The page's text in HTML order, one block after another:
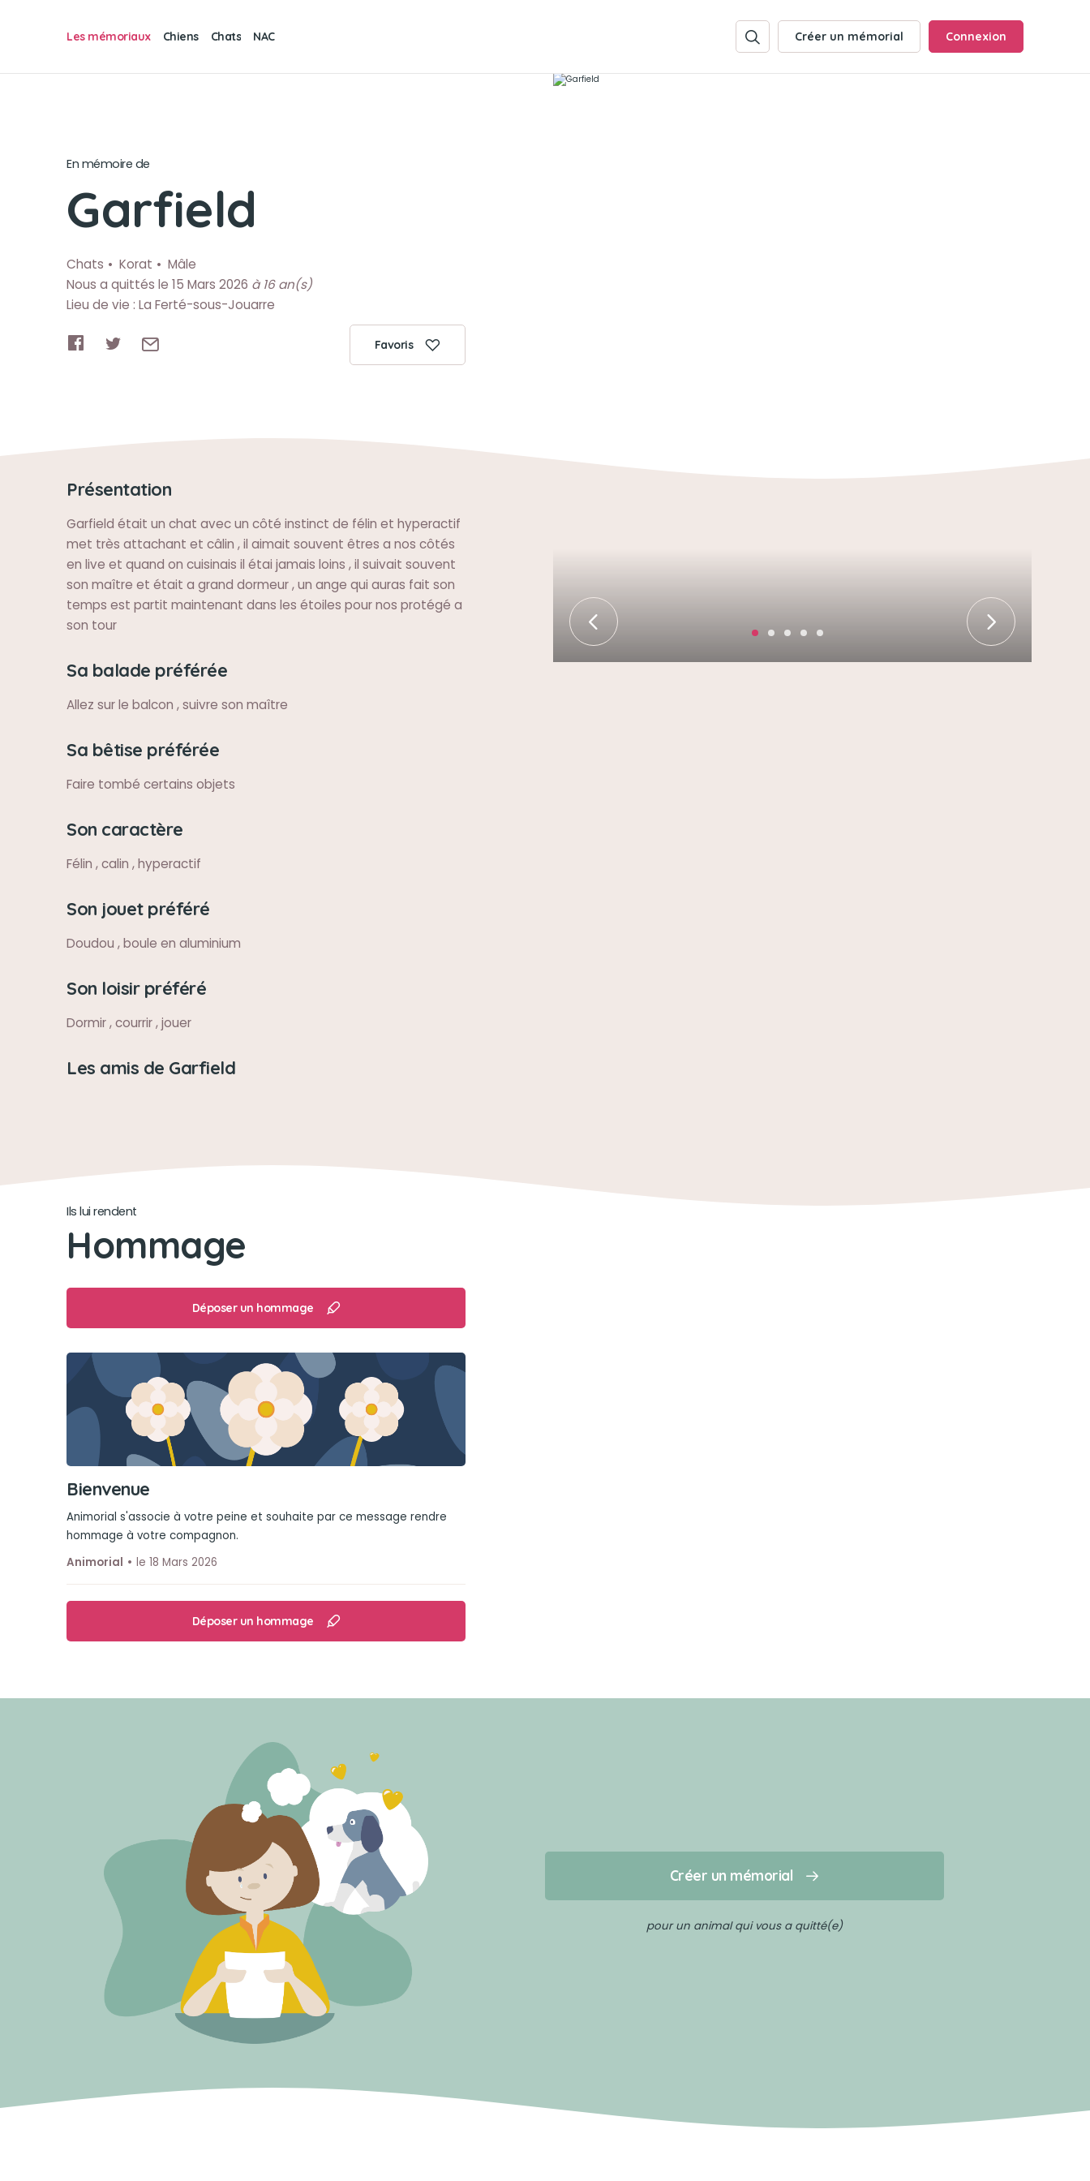
Les mémoriaux Chiens Chats NAC Créer un mémorial Connexion
En mémoire de
Garfield
Chats Korat
Mâle
Nous a quittés le 15 Mars 2026 à 16 an(s)
Lieu de vie : La Ferté-sous-Jouarre
Favoris
Présentation
Garfield était un chat avec un côté instinct de félin et hyperactif
met très attachant et câlin , il aimait souvent êtres a nos côtés
en live et quand on cuisinais il étai jamais loins , il suivait souvent
son maître et était a grand dormeur , un ange qui auras fait son
temps est partit maintenant dans les étoiles pour nos protégé a
son tour
Sa balade préférée
Allez sur le balcon , suivre son maître
Sa bêtise préférée
Faire tombé certains objets
Son caractère
Félin , calin , hyperactif
Son jouet préféré
Doudou , boule en aluminium
Son loisir préféré
Dormir , courrir , jouer
Les amis de Garfield
Ils lui rendent
Hommage
Déposer un hommage
Bienvenue
Animorial s'associe à votre peine et souhaite par ce message rendre
hommage à votre compagnon.
Animorial
le 18 Mars 2026
Déposer un hommage
Créer un mémorial
pour un animal qui vous a quitté(e)